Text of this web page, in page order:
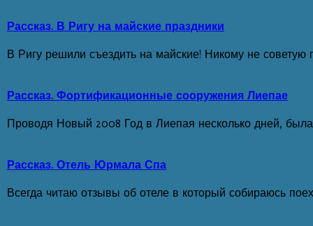
Рассказ. В Ригу на майские праздники
В Ригу решили съездить на майские! Никому не советую
Рассказ. Фортификационные сооружения Лиепае
Проводя Новый 2008 Год в Лиепая несколько дней, была
Рассказ. Отель Юрмала Спа
Всегда читаю отзывы об отеле в который собираюсь